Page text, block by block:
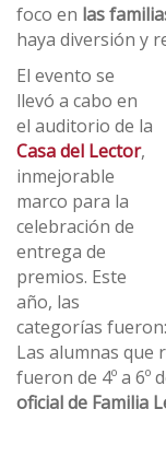
foco en las
haya diversión y
El evento se
llevó a cabo en
el auditorio de la
Casa del Lector,
inmejorable
marco para la
celebración de
entrega de
premios. Este
año, las
categorías fueron:
Las alumnas que
fueron de 4º a 6º
oficial de Familia